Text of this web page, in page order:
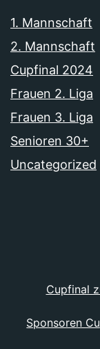
1. Mannschaft
2. Mannschaft
Cupfinal 2024
Frauen 2. Liga
Frauen 3. Liga
Senioren 30+
Uncategorized
Cupfinal
Sponsoren